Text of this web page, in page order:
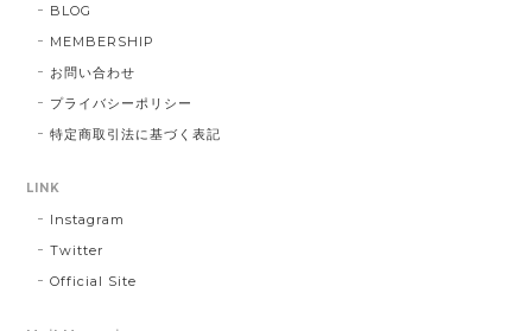
BLOG
MEMBERSHIP
お問い合わせ
プライバシーポリシー
特定商取引法に基づく表記
LINK
Instagram
Twitter
Official Site